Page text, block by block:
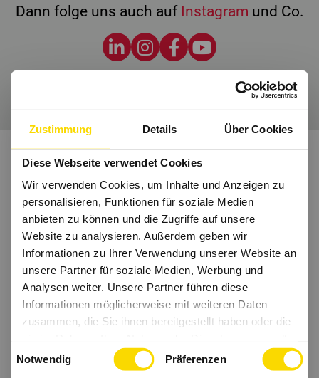
Zustimmung Details Über Cookies
Diese Webseite verwendet Cookies
Wir verwenden Cookies, um Inhalte und Anzeigen zu
personalisieren, Funktionen für soziale Medien
anbieten zu können und die Zugriffe auf unsere
Website zu analysieren. Außerdem geben wir
Informationen zu Ihrer Verwendung unserer Website an
unsere Partner für soziale Medien, Werbung und
Analysen weiter. Unsere Partner führen diese
Informationen möglicherweise mit weiteren Daten
zusammen, die Sie ihnen bereitgestellt haben oder die
haben.
Notwendig Präferenzen
Dann folge uns auch auf Instagram und Co.
Wir freuen uns auf Dich.